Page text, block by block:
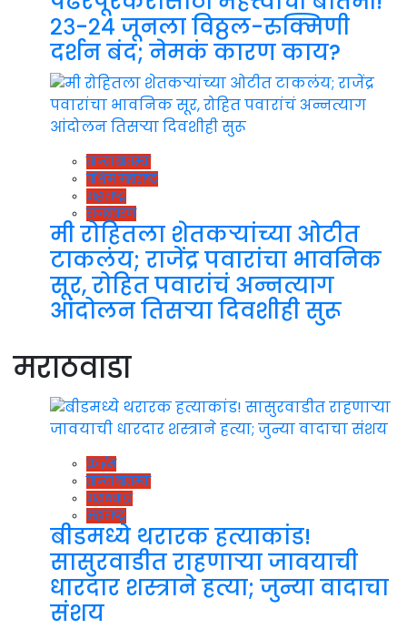
२३-२४ जूनला विठ्ठल-रुक्मिणी
दर्शन बंद; नेमकं कारण काय?
ताज्या बातम्या
पश्चिम महाराष्ट्र
महाराष्ट्र
राजकारण
मी रोहितला शेतकऱ्यांच्या ओटीत
टाकलंय; राजेंद्र पवारांचा भावनिक
सूर, रोहित पवारांचं अन्नत्याग
आंदोलन तिसऱ्या दिवशीही सुरू
मराठवाडा
क्राईम
ताज्या बातम्या
मराठवाडा
महाराष्ट्र
बीडमध्ये थरारक हत्याकांड!
सासुरवाडीत राहणाऱ्या जावयाची
धारदार शस्त्राने हत्या; जुन्या वादाचा
संशय